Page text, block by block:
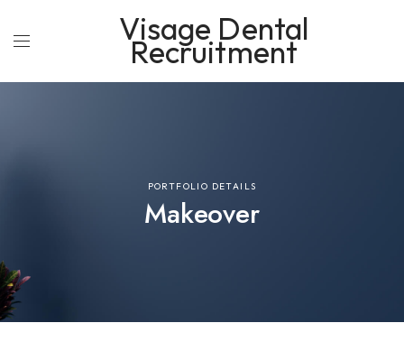
Visage Dental
Recruitment
PORTFOLIO DETAILS
Makeover